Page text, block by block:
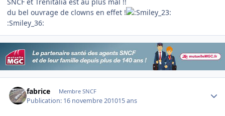
du bel ouvrage de clowns en effet !
:Smiley_36:
fabrice Membre SNCF
Publication: 16 novembre 201015 ans